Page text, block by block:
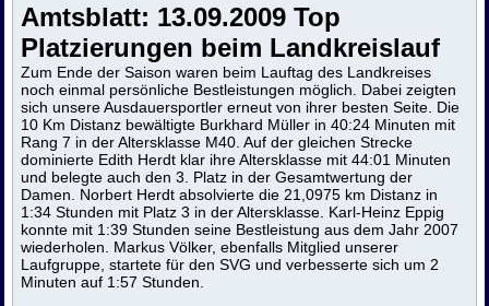
Amtsblatt: 13.09.2009 Top
Platzierungen beim Landkreislauf
Zum Ende der Saison waren beim Lauftag des Landkreises
noch einmal persönliche Bestleistungen möglich. Dabei zeigten
sich unsere Ausdauersportler erneut von ihrer besten Seite. Die
10 Km Distanz bewältigte Burkhard Müller in 40:24 Minuten mit
Rang 7 in der Altersklasse M40. Auf der gleichen Strecke
dominierte Edith Herdt klar ihre Altersklasse mit 44:01 Minuten
und belegte auch den 3. Platz in der Gesamtwertung der
Damen. Norbert Herdt absolvierte die 21,0975 km Distanz in
1:34 Stunden mit Platz 3 in der Altersklasse. Karl-Heinz Eppig
konnte mit 1:39 Stunden seine Bestleistung aus dem Jahr 2007
wiederholen. Markus Völker, ebenfalls Mitglied unserer
Laufgruppe, startete für den SVG und verbesserte sich um 2
Minuten auf 1:57 Stunden.